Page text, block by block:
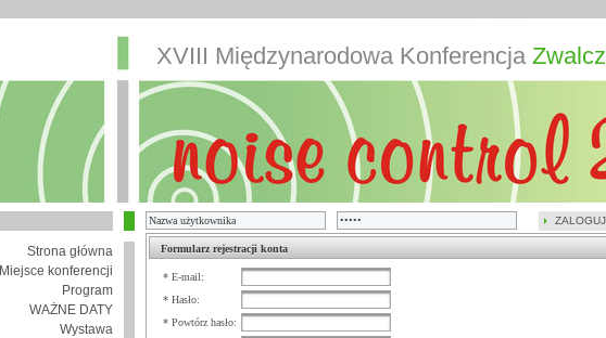
ZALOGUJ
XVIII Międzynarodowa Konferencja
Strona główna
Miejsce konferencji
Program
WAŻNE DATY
Wystawa
Formularz rejestracji konta
* E-mail:
* Hasło:
* Powtórz hasło: